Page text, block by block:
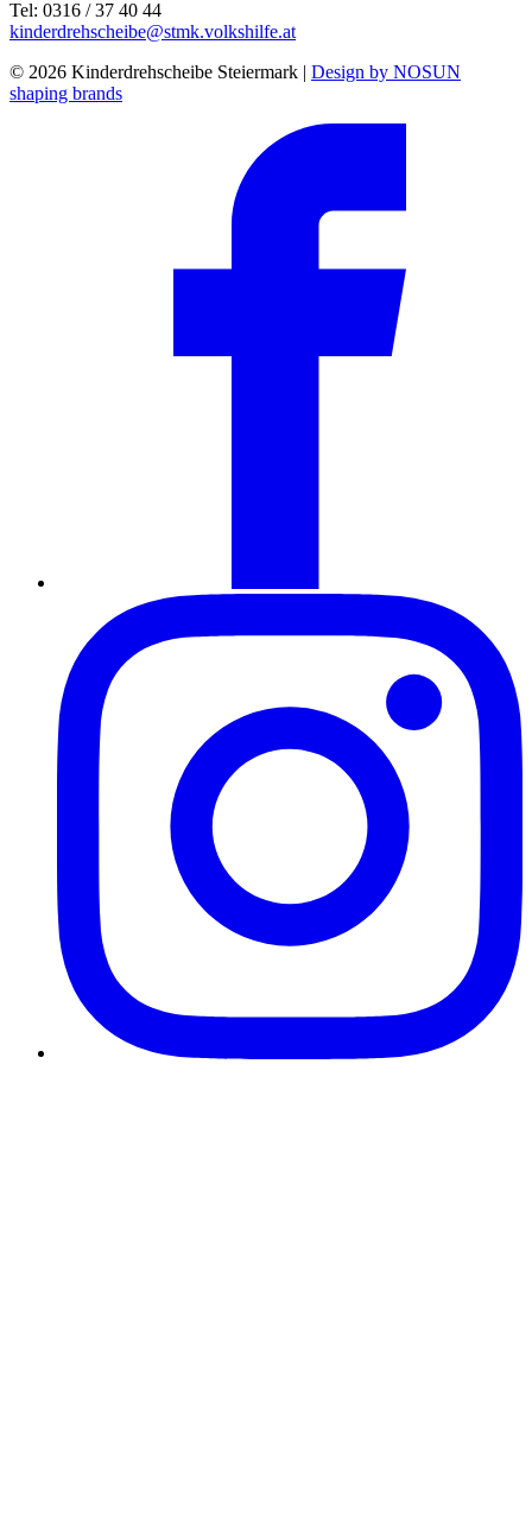
Tel: 0316 / 37 40 44
kinderdrehscheibe@stmk.volkshilfe.at
© 2026 Kinderdrehscheibe Steiermark | Design by NOSUN
shaping brands